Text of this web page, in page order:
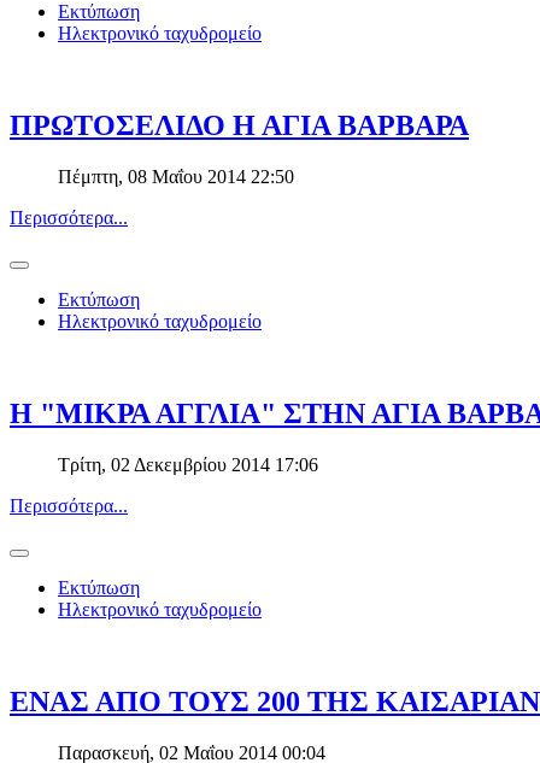
Εκτύπωση
Ηλεκτρονικό ταχυδρομείο
ΠΡΩΤΟΣΕΛΙΔΟ Η ΑΓΙΑ ΒΑΡΒΑΡΑ
Πέμπτη, 08 Μαΐου 2014 22:50
Περισσότερα...
Εκτύπωση
Ηλεκτρονικό ταχυδρομείο
Η "ΜΙΚΡΑ ΑΓΓΛΙΑ" ΣΤΗΝ ΑΓΙΑ
Τρίτη, 02 Δεκεμβρίου 2014 17:06
Περισσότερα...
Εκτύπωση
Ηλεκτρονικό ταχυδρομείο
ΕΝΑΣ ΑΠΟ ΤΟΥΣ 200 ΤΗΣ
Παρασκευή, 02 Μαΐου 2014 00:04